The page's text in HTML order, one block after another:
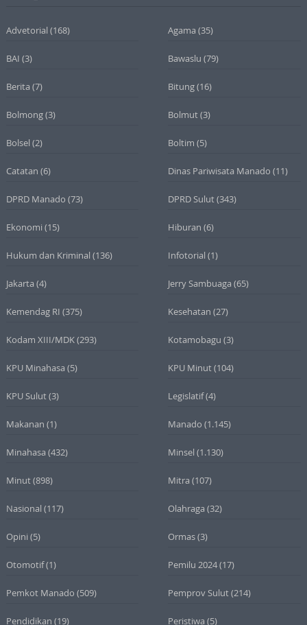
Advetorial (168) Agama (35)
BAI (3) Bawaslu (79)
Berita (7) Bitung(16)
Bolmong(3) Bolmut(3)
Bolsel (2) Boltim (5)
Catatan (6) Dinas Pariwisata Manado (11)
DPRD Manado (73) DPRD Sulut(343)
Ekonomi (15) Hiburan (6)
Hukum dan Kriminal (136) Infotorial (1)
Jakarta (4) Jerry Sambuaga (65)
Kemendag RI (375) Kesehatan (27)
Kodam XIII/MDK(293) Kotamobagu (3)
KPU Minahasa (5) KPU Minut(104)
KPU Sulut(3) Legislatif(4)
Makanan (1) Manado (1.145)
Minahasa (432) Minsel (1.130)
Minut(898) Mitra (107)
Nasional (117) Olahraga (32)
Opini (5) Ormas(3)
Otomotif(1) Pemilu 2024(17)
Pemkot Manado (509) Pemprov Sulut(214)
Pendidikan (19) Peristiwa (5)